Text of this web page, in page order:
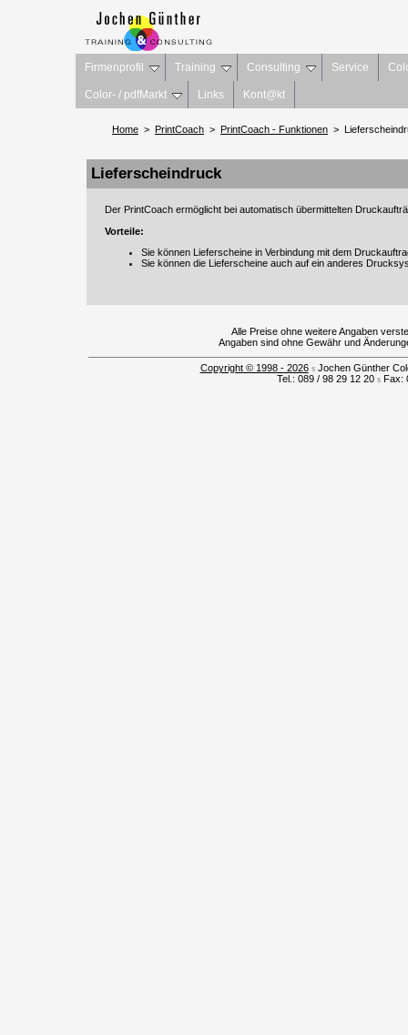
Firmenprofil Training Consulting Service
Color- / pdfMarkt Links Kont@kt
Home > PrintCoach > PrintCoach - Funktionen >
Lieferscheindruck
Der PrintCoach ermöglicht bei automatisch übermittelten
Vorteile:
Sie können Lieferscheine in Verbindung mit dem
Sie können die Lieferscheine auch auf ein anderes
Alle Preise ohne weitere Angaben
Angaben sind ohne Gewähr und
Copyright © 1998 - 2026s Jochen Günther
Tel.: 089 / 98 29 12 20 s Fax: